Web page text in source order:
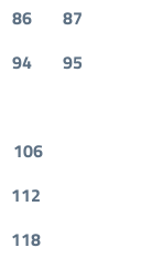
86
87
94
95
106
112
118